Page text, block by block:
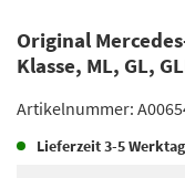
Original
Klasse, ML, GL,
Artikelnummer:
Lieferzeit3-5